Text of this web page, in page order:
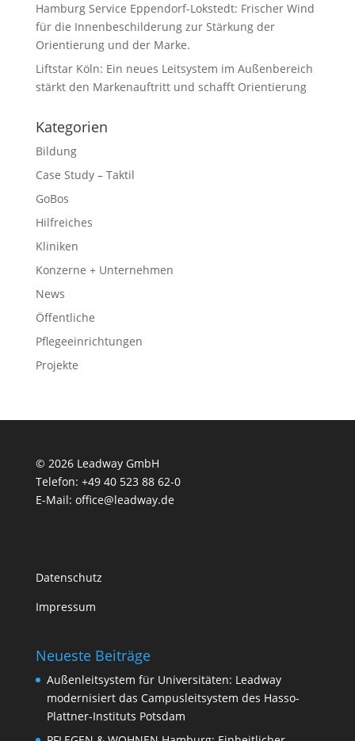
Hamburg Service Eppendorf-Lokstedt: Frischer Wind
für die Innenbeschilderung zur Stärkung der
Orientierung und der Marke.
Liftstar Köln: Ein neues Leitsystem im Außenbereich
stärkt den Markenauftritt und schafft Orientierung
Kategorien
Bildung
Case Study – Taktil
GoBos
Hilfreiches
Kliniken
Konzerne + Unternehmen
News
Öffentliche
Pflegeeinrichtungen
Projekte
© 2026 Leadway GmbH
Telefon: +49 40 523 88 62-0
E-Mail: office@leadway.de
Datenschutz
Impressum
Neueste Beiträge
Außenleitsystem für Universitäten: Leadway
modernisiert das Campusleitsystem des Hasso-
Plattner-Instituts Potsdam